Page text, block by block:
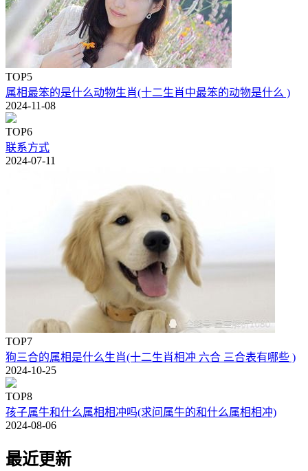
TOP5
属相最笨的是什么动物生肖(十二生肖中最笨的动物是什么 )
2024-11-08
TOP6
联系方式
2024-07-11
TOP7
狗三合的属相是什么生肖(十二生肖相冲 六合 三合表有哪些 )
2024-10-25
TOP8
孩子属牛和什么属相相冲吗(求问属牛的和什么属相相冲)
2024-08-06
最近更新